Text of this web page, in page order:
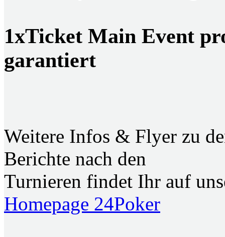
1xTicket Main Event
garantiert
Weitere Infos & Flyer zu
Berichte nach den
Turnieren findet Ihr auf
Homepage 24Poker